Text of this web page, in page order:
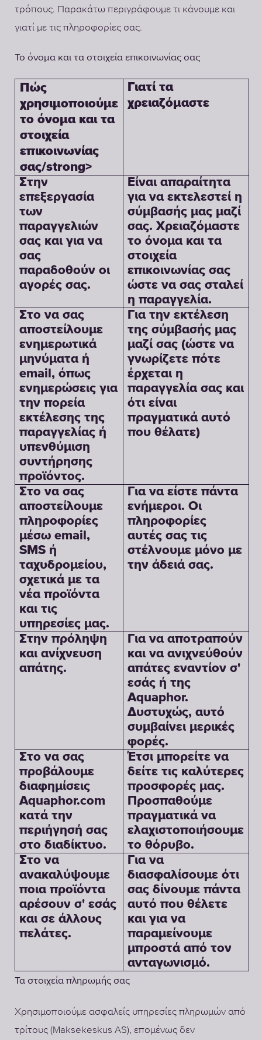
τρόπους. Παρακάτω περιγράφουμε τι κάνουμε και
γιατί με τις πληροφορίες σας.
Το όνομα και τα στοιχεία επικοινωνίας σας
Πώς
χρησιμοποιούμε
το όνομα και τα
στοιχεία
επικοινωνίας
σας/strong>
Γιατί τα
χρειαζόμαστε
Στην
επεξεργασία
των
παραγγελιών
σας και για να
σας
παραδοθούν οι
αγορές σας.
Είναι απαραίτητα
για να εκτελεστεί η
σύμβασής μας μαζί
σας. Χρειαζόμαστε
το όνομα και τα
στοιχεία
επικοινωνίας σας
ώστε να σας σταλεί
η παραγγελία.
Στο να σας
αποστείλουμε
ενημερωτικά
μηνύματα ή
email, όπως
ενημερώσεις για
την πορεία
εκτέλεσης της
παραγγελίας ή
υπενθύμιση
συντήρησης
προϊόντος.
Για την εκτέλεση
της σύμβασής μας
μαζί σας (ώστε να
γνωρίζετε πότε
έρχεται η
παραγγελία σας και
ότι είναι
πραγματικά αυτό
που θέλατε)
Στο να σας
αποστείλουμε
πληροφορίες
μέσω email,
SMS ή
ταχυδρομείου,
σχετικά με τα
νέα προϊόντα
και τις
υπηρεσίες μας.
Για να είστε πάντα
ενήμεροι. Οι
πληροφορίες
αυτές σας τις
στέλνουμε μόνο με
την άδειά σας.
Στην πρόληψη
και ανίχνευση
απάτης.
Για να αποτραπούν
και να ανιχνεύθούν
απάτες εναντίον σ'
εσάς ή της
Aquaphor.
Δυστυχώς, αυτό
συμβαίνει μερικές
φορές.
Στο να σας
προβάλουμε
διαφημίσεις
Aquaphor.com
κατά την
περιήγησή σας
στο διαδίκτυο.
Έτσι μπορείτε να
δείτε τις καλύτερες
προσφορές μας.
Προσπαθούμε
πραγματικά να
ελαχιστοποιήσουμε
το θόρυβο.
Στο να
ανακαλύψουμε
ποια προϊόντα
αρέσουν σ' εσάς
και σε άλλους
πελάτες.
Για να
διασφαλίσουμε ότι
σας δίνουμε πάντα
αυτό που θέλετε
και για να
παραμείνουμε
μπροστά από τον
ανταγωνισμό.
Τα στοιχεία πληρωμής σας
Χρησιμοποιούμε ασφαλείς υπηρεσίες πληρωμών από
τρίτους (Maksekeskus AS), επομένως δεν